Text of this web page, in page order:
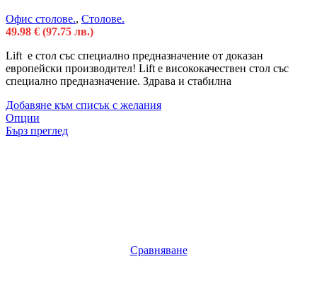
Офис столове., Столове.
49.98 € (97.75 лв.)
Lift е стол със специално предназначение от доказан
европейски производител! Lift е висококачествен стол със
специално предназначение. Здрава и стабилна
Добавяне към списък с желания
Опции
Бърз преглед
Сравняване